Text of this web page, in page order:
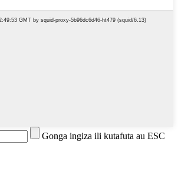
Gonga ingiza ili kutafuta au ESC